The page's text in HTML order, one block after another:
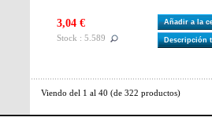
3,04 €
Stock : 5.589
Añadir a la
Descripción
Viendo del 1 al 40 (de 322 productos)